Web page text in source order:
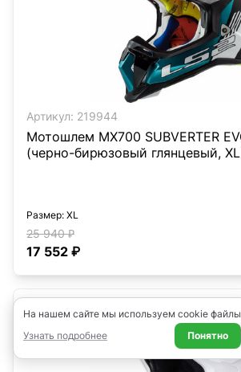
Артикул: 219944
Мотошлем MX700 SUBVERTER
(черно-бирюзовый глянцевый,
Размер: XL
25 940 ₽
17 552 ₽
На нашем сайте мы используем cookie файлы
Узнать подробнее
Понятно